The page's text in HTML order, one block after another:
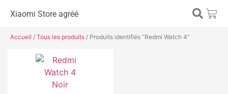
Xiaomi Store agréé
Accueil / Tous les produits / Produits identifiés “Redmi Watch 4”